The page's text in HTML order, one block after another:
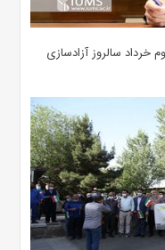
سالروز آزادسازی